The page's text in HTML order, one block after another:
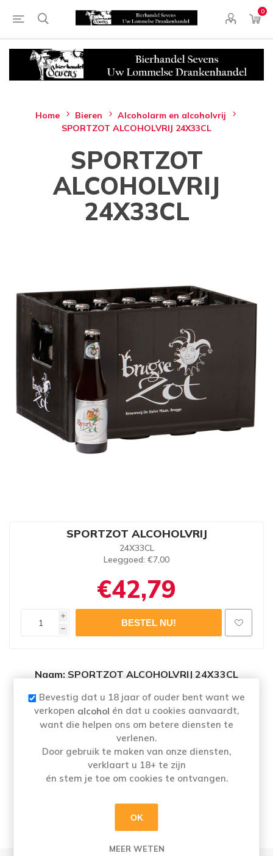
0
Home Bieren
Alcoholarm en alcoholvrij
SPORTZOT ALCOHOLVRIJ 24X33CL
SPORTZOT
ALCOHOLVRIJ
24X33CL
SPORTZOT ALCOHOLVRIJ
24X33CL
Leeggoed: €7,00
€42,79
i
h
Naam: SPORTZOT ALCOHOLVRIJ 24X33CL
Categorie: Alcoholarm en alcoholvrij
Alcoholpercentage: 0,4%
Sportzot is het eerste alcoholvrije speciaalbier
gebruik van aromatische hop heeft het een
complex karakter met toetsen van citrus.
Bevestig dat u 18 jaar of ouder bent want we
verkopen alcohol én dat u cookies aanvaardt,
want die helpen ons om betere diensten te
verlenen.
Door gebruik te maken van onze diensten,
verklaart u 18+ te zijn
én stem je toe om cookies te ontvangen.
OK
MEER WETEN